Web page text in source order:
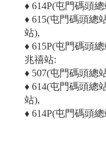
♦ 614P(屯門碼頭
♦ 615(屯門碼頭總
站),
♦ 615P(屯門碼頭
兆禧站:
♦ 507(屯門碼頭總
♦ 614(屯門碼頭總
站),
♦ 614P(屯門碼頭